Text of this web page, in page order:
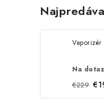
Vaporizér
Na dotaz
€229